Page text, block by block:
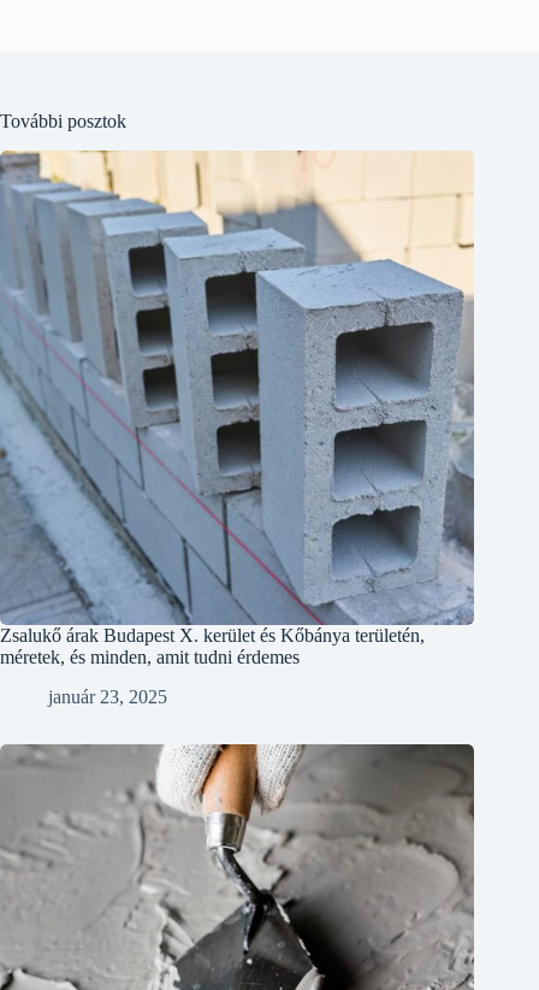
További posztok
Zsalukő árak Budapest X. kerület és Kőbánya területén,
méretek, és minden, amit tudni érdemes
január 23, 2025